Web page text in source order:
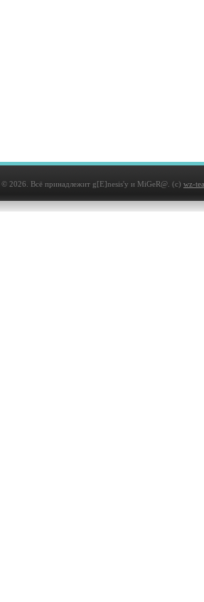
© 2026. Всё принадлежит g[E]nesis'у и MiGeR@. (с) wz-